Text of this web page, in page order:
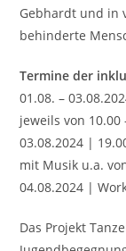
Gebhardt und in
behinderte
Termine der
01.08. –
jeweils von 10.00
03.08.2024 |
mit Musik u.a.
04.08.2024 |
Das Projekt